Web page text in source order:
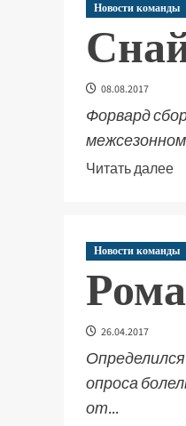
Новости команды
08.08.2017
Форвард
Читать далее
Новости команды
26.04.2017
опроса
от...